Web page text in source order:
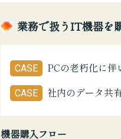
業務で扱うIT機器を
CASE PCの老朽化に
CASE 社内のデータ共
機器購入フロー